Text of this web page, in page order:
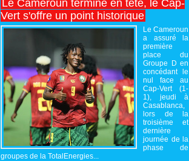
Le Cameroun termine en tête, le Cap-
Vert s'offre un point historique
Le Cameroun
a assuré la
première
place du
Groupe D en
concédant le
nul face au
Cap-Vert (1-
1), jeudi à
Casablanca,
lors de la
troisième et
dernière
journée de la
phase de
groupes de la TotalEnergies...